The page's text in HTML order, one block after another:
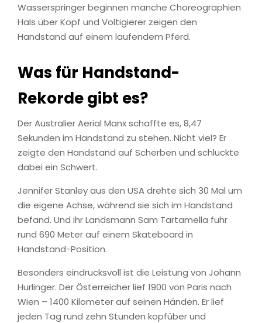
Wasserspringer beginnen manche Choreographien
Hals über Kopf und Voltigierer zeigen den
Handstand auf einem laufendem Pferd.
Was für Handstand-
Rekorde gibt es?
Der Australier Aerial Manx schaffte es, 8,47
Sekunden im Handstand zu stehen. Nicht viel? Er
zeigte den Handstand auf Scherben und schluckte
dabei ein Schwert.
Jennifer Stanley aus den USA drehte sich 30 Mal um
die eigene Achse, während sie sich im Handstand
befand. Und ihr Landsmann Sam Tartamella fuhr
rund 690 Meter auf einem Skateboard in
Handstand-Position.
Besonders eindrucksvoll ist die Leistung von Johann
Hurlinger. Der Österreicher lief 1900 von Paris nach
Wien – 1400 Kilometer auf seinen Händen. Er lief
jeden Tag rund zehn Stunden kopfüber und